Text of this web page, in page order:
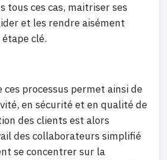
tous ces cas, maitriser ses
et les rendre aisément
clé.
ces processus permet ainsi de
en sécurité et en qualité de
des clients est alors
des collaborateurs simplifié
se concentrer sur la